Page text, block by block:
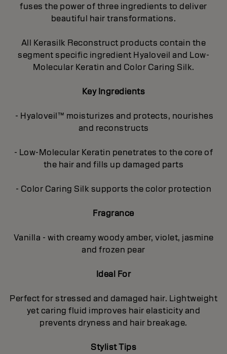
fuses the power of three ingredients to deliver
beautiful hair transformations.
All Kerasilk Reconstruct products contain the
segment specific ingredient Hyaloveil and Low-
Molecular Keratin and Color Caring Silk.
Key Ingredients
- Hyaloveil™ moisturizes and protects, nourishes
and reconstructs
- Low-Molecular Keratin penetrates to the core of
the hair and fills up damaged parts
- Color Caring Silk supports the color protection
Fragrance
Vanilla - with creamy woody amber, violet, jasmine
and frozen pear
Ideal For
Perfect for stressed and damaged hair. Lightweight
yet caring fluid improves hair elasticity and
prevents dryness and hair breakage.
Stylist Tips